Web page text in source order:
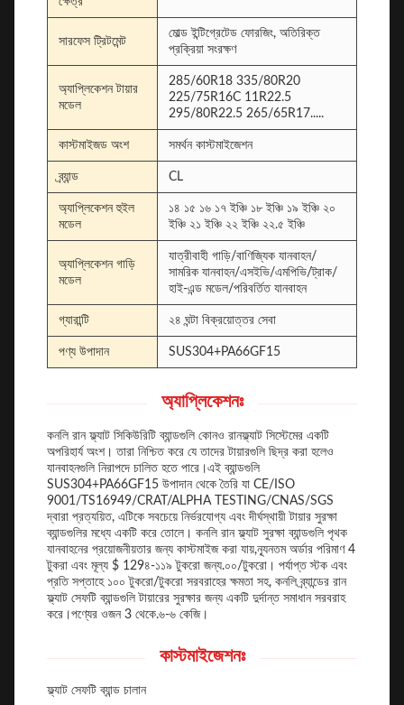
সারফেস ট্রিটমেন্ট
মোল্ড ইন্টিগ্রেটেড ফোরজিং, অতিরিক্ত
প্রক্রিয়া সংরক্ষণ
অ্যাপ্লিকেশন টায়ার
মডেল
285/60R18 335/80R20
225/75R16C 11R22.5
295/80R22.5 265/65R17.....
কাস্টমাইজড অংশ সমর্থন কাস্টমাইজেশন
ব্র্যান্ড CL
অ্যাপ্লিকেশন হুইল
মডেল
১৪ ১৫ ১৬ ১৭ ইঞ্চি ১৮ ইঞ্চি ১৯ ইঞ্চি ২০
ইঞ্চি ২১ ইঞ্চি ২২ ইঞ্চি ২২.৫ ইঞ্চি
অ্যাপ্লিকেশন গাড়ি
মডেল
যাত্রীবাহী গাড়ি/বাণিজ্যিক যানবাহন/
সামরিক যানবাহন/এসইভি/এমপিভি/ট্রাক/
হাই-এন্ড মডেল/পরিবর্তিত যানবাহন
গ্যারান্টি ২৪ ঘন্টা বিক্রয়োত্তর সেবা
পণ্য উপাদান SUS304+PA66GF15
অ্যাপ্লিকেশনঃ
কনলি রান ফ্ল্যাট সিকিউরিটি ব্যান্ডগুলি কোনও রানফ্ল্যাট সিস্টেমের একটি
অপরিহার্য অংশ। তারা নিশ্চিত করে যে তাদের টায়ারগুলি ছিদ্র করা হলেও
যানবাহনগুলি নিরাপদে চালিত হতে পারে।এই ব্যান্ডগুলি
SUS304+PA66GF15 উপাদান থেকে তৈরি যা CE/ISO
9001/TS16949/CRAT/ALPHA TESTING/CNAS/SGS
দ্বারা প্রত্যয়িত, এটিকে সবচেয়ে নির্ভরযোগ্য এবং দীর্ঘস্থায়ী টায়ার সুরক্ষা
ব্যান্ডগুলির মধ্যে একটি করে তোলে। কনলি রান ফ্ল্যাট সুরক্ষা ব্যান্ডগুলি পৃথক
যানবাহনের প্রয়োজনীয়তার জন্য কাস্টমাইজ করা যায়,ন্যূনতম অর্ডার পরিমাণ 4
টুকরা এবং মূল্য $ 129৪-১১৯ টুকরো জন্য.০০/টুকরো। পর্যাপ্ত স্টক এবং
প্রতি সপ্তাহে ১০০ টুকরো/টুকরো সরবরাহের ক্ষমতা সহ, কনলি ব্র্যান্ডের রান
ফ্ল্যাট সেফটি ব্যান্ডগুলি টায়ারের সুরক্ষার জন্য একটি দুর্দান্ত সমাধান সরবরাহ
করে।পণ্যের ওজন 3 থেকে.৬-৬ কেজি।
কাস্টমাইজেশনঃ
ফ্ল্যাট সেফটি ব্যান্ড চালান